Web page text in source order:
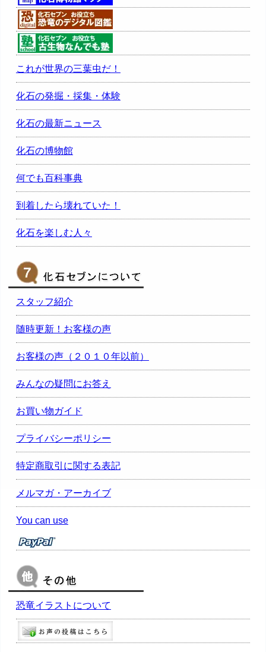
これが世界の三葉虫だ！
化石の発掘・採集・体験
化石の最新ニュース
化石の博物館
何でも百科事典
到着したら壊れていた！
化石を楽しむ人々
スタッフ紹介
随時更新！お客様の声
お客様の声（２０１０年以前）
みんなの疑問にお答え
お買い物ガイド
プライバシーポリシー
特定商取引に関する表記
メルマガ・アーカイブ
You can use
恐竜イラストについて